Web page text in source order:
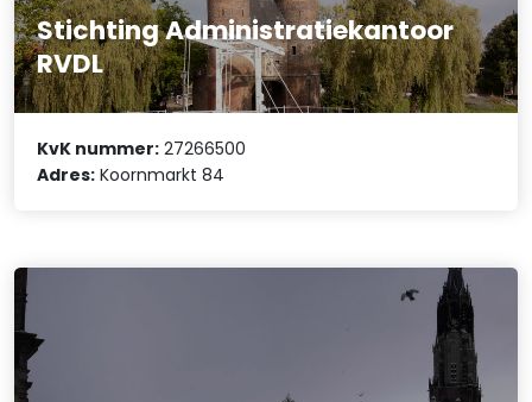
Stichting Administratiekantoor
RVDL
KvK nummer: 27266500
Adres: Koornmarkt 84